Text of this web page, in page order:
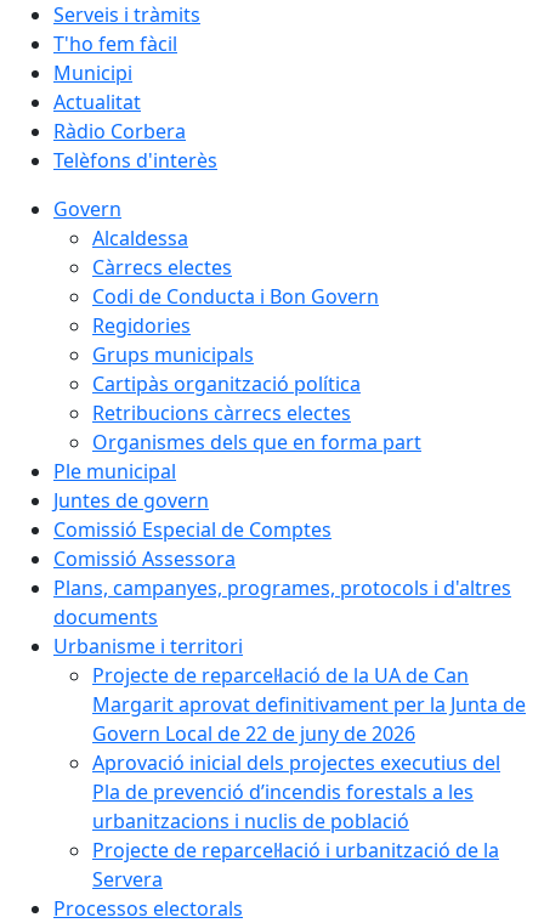
Serveis i tràmits
T'ho fem fàcil
Municipi
Actualitat
Ràdio Corbera
Telèfons d'interès
Govern
Alcaldessa
Càrrecs electes
Codi de Conducta i Bon Govern
Regidories
Grups municipals
Cartipàs organització política
Retribucions càrrecs electes
Organismes dels que en forma part
Ple municipal
Juntes de govern
Comissió Especial de Comptes
Comissió Assessora
Plans, campanyes, programes, protocols i d'altres
documents
Urbanisme i territori
Projecte de reparcel·lació de la UA de Can
Margarit aprovat definitivament per la Junta de
Govern Local de 22 de juny de 2026
Aprovació inicial dels projectes executius del
Pla de prevenció d’incendis forestals a les
urbanitzacions i nuclis de població
Projecte de reparcel·lació i urbanització de la
Servera
Processos electorals